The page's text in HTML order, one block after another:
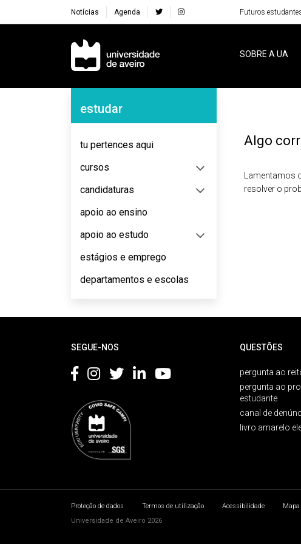
Notícias Agenda Futuros
Navegação Principal
SOBRE A UA
Navegação Lateral
estudar
tu pertences aqui
cursos
candidaturas
apoio ao ensino
apoio ao estudo
estágios e emprego
departamentos e escolas
Algo
resolver o
SEGUE-NOS QUESTÕES
pergunta ao
pergunta ao
estudante
canal de
livro amarelo
Proteção de dados Termos de utilização Acessibilidade
Universidade de Aveiro 2026